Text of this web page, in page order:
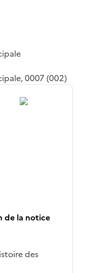
0007 (002)
de la notice
des